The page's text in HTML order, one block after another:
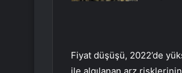
Fiyat düşüşü, 2022’de